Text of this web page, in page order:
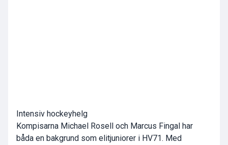
Intensiv hockeyhelg
Kompisarna Michael Rosell och Marcus Fingal har
båda en bakgrund som elitjuniorer i HV71. Med